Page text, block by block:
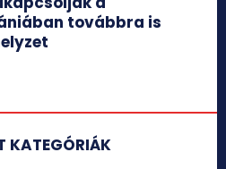
továbbra is
KATEGÓRIÁK